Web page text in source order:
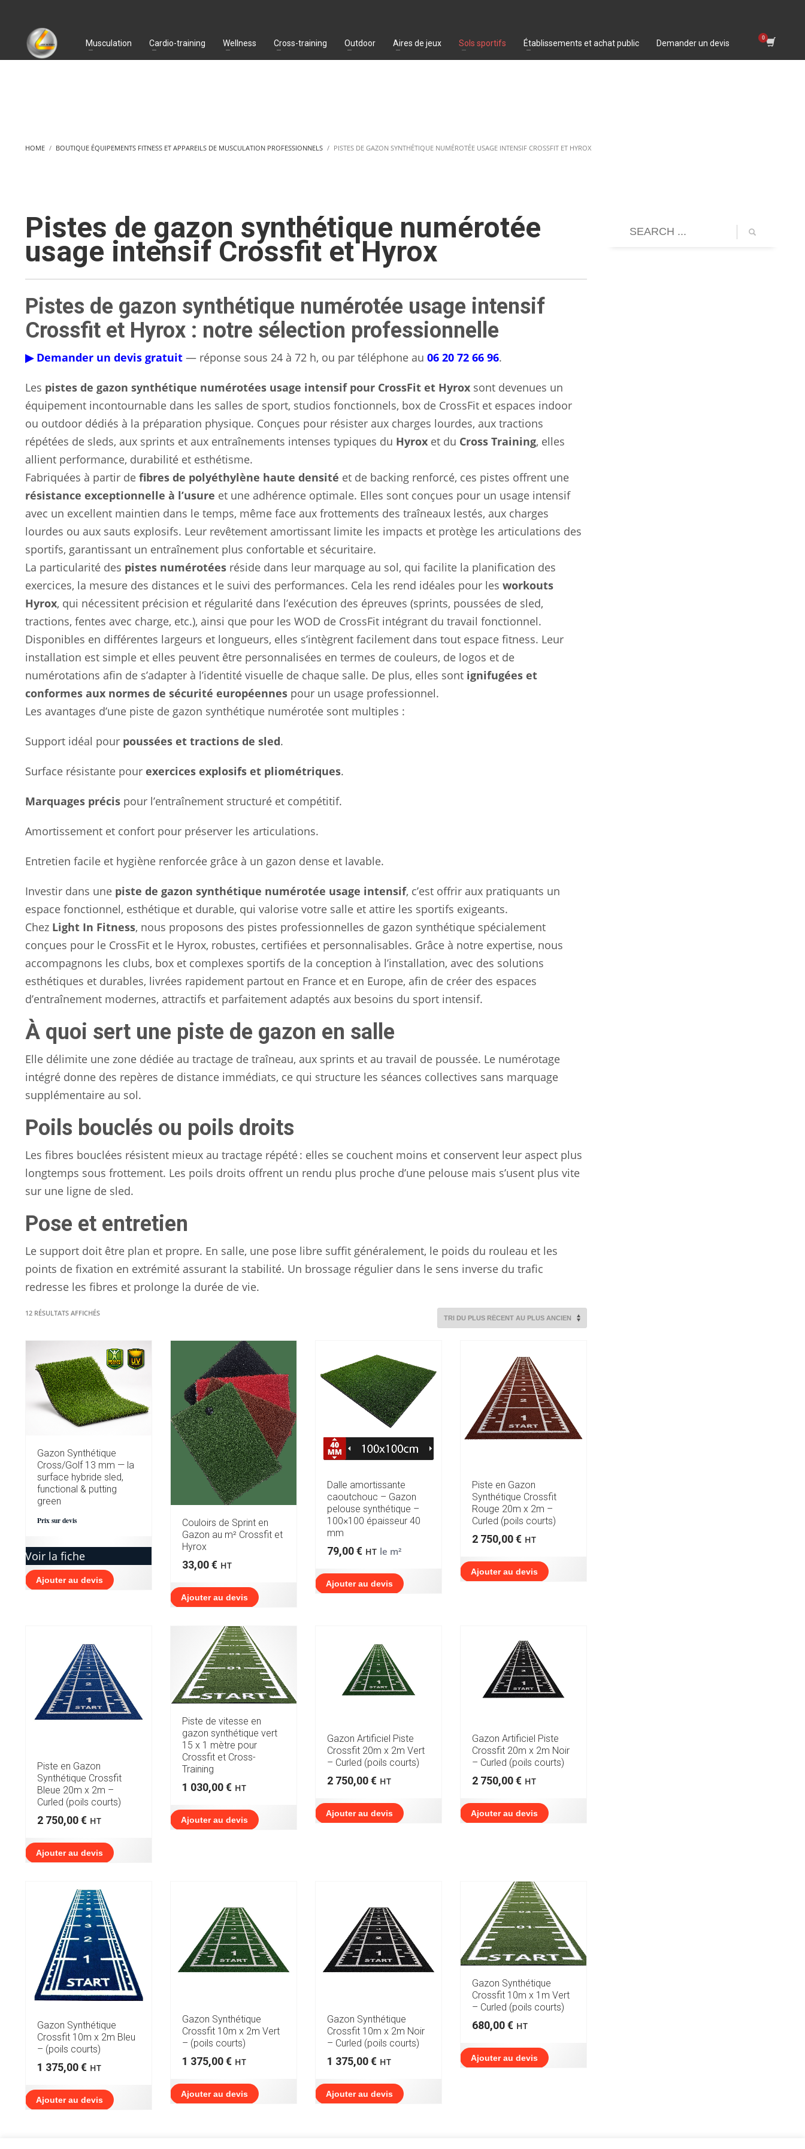
Musculation Cardio-training Wellness Cross-training Outdoor Aires de jeux Sols sportifs Établissements et achat public Demander un devis
HOME BOUTIQUE ÉQUIPEMENTS FITNESS ET APPAREILS DE MUSCULATION PROFESSIONNELS PISTES DE GAZON SYNTHÉTIQUE NUMÉROTÉE USAGE INTENSIF CROSSFIT ET HYROX
Pistes de gazon synthétique numérotée
usage intensif Crossfit et Hyrox
Pistes de gazon synthétique numérotée usage intensif
Crossfit et Hyrox : notre sélection professionnelle
▶ Demander un devis gratuit — réponse sous 24 à 72 h, ou par téléphone au 06 20 72 66 96.
Les pistes de gazon synthétique numérotées usage intensif pour CrossFit et Hyrox sont devenues un
équipement incontournable dans les salles de sport, studios fonctionnels, box de CrossFit et espaces indoor
ou outdoor dédiés à la préparation physique. Conçues pour résister aux charges lourdes, aux tractions
répétées de sleds, aux sprints et aux entraînements intenses typiques du Hyrox et du Cross Training, elles
allient performance, durabilité et esthétisme.
Fabriquées à partir de fibres de polyéthylène haute densité et de backing renforcé, ces pistes offrent une
résistance exceptionnelle à l’usure et une adhérence optimale. Elles sont conçues pour un usage intensif
avec un excellent maintien dans le temps, même face aux frottements des traîneaux lestés, aux charges
lourdes ou aux sauts explosifs. Leur revêtement amortissant limite les impacts et protège les articulations des
sportifs, garantissant un entraînement plus confortable et sécuritaire.
La particularité des pistes numérotées réside dans leur marquage au sol, qui facilite la planification des
exercices, la mesure des distances et le suivi des performances. Cela les rend idéales pour les workouts
Hyrox, qui nécessitent précision et régularité dans l’exécution des épreuves (sprints, poussées de sled,
tractions, fentes avec charge, etc.), ainsi que pour les WOD de CrossFit intégrant du travail fonctionnel.
Disponibles en différentes largeurs et longueurs, elles s’intègrent facilement dans tout espace fitness. Leur
installation est simple et elles peuvent être personnalisées en termes de couleurs, de logos et de
numérotations afin de s’adapter à l’identité visuelle de chaque salle. De plus, elles sont ignifugées et
conformes aux normes de sécurité européennes pour un usage professionnel.
Les avantages d’une piste de gazon synthétique numérotée sont multiples :
Support idéal pour poussées et tractions de sled.
Surface résistante pour exercices explosifs et pliométriques.
Marquages précis pour l’entraînement structuré et compétitif.
Amortissement et confort pour préserver les articulations.
Entretien facile et hygiène renforcée grâce à un gazon dense et lavable.
Investir dans une piste de gazon synthétique numérotée usage intensif, c’est offrir aux pratiquants un
espace fonctionnel, esthétique et durable, qui valorise votre salle et attire les sportifs exigeants.
Chez Light In Fitness, nous proposons des pistes professionnelles de gazon synthétique spécialement
conçues pour le CrossFit et le Hyrox, robustes, certifiées et personnalisables. Grâce à notre expertise, nous
accompagnons les clubs, box et complexes sportifs de la conception à l’installation, avec des solutions
esthétiques et durables, livrées rapidement partout en France et en Europe, afin de créer des espaces
d’entraînement modernes, attractifs et parfaitement adaptés aux besoins du sport intensif.
À quoi sert une piste de gazon en salle
Elle délimite une zone dédiée au tractage de traîneau, aux sprints et au travail de poussée. Le numérotage
intégré donne des repères de distance immédiats, ce qui structure les séances collectives sans marquage
supplémentaire au sol.
Poils bouclés ou poils droits
Les fibres bouclées résistent mieux au tractage répété : elles se couchent moins et conservent leur aspect plus
longtemps sous frottement. Les poils droits offrent un rendu plus proche d’une pelouse mais s’usent plus vite
sur une ligne de sled.
Pose et entretien
Le support doit être plan et propre. En salle, une pose libre suffit généralement, le poids du rouleau et les
points de fixation en extrémité assurant la stabilité. Un brossage régulier dans le sens inverse du trafic
redresse les fibres et prolonge la durée de vie.
12 RÉSULTATS AFFICHÉSTRIÉ
AU
PLUS
ANCIEN
Gazon Synthétique
Cross/Golf 13 mm — la
surface hybride sled,
functional & putting
green
Prix sur devis
Voir la fiche
Ajouter au devis
Couloirs de Sprint en
Gazon au m² Crossfit et
Hyrox
33,00€ HT
Ajouter au devis
Dalle amortissante
caoutchouc – Gazon
pelouse synthétique –
100×100 épaisseur 40
mm
79,00€ HT le m²
Ajouter au devis
Piste en Gazon
Synthétique Crossfit
Rouge 20m x 2m –
Curled (poils courts)
2 750,00€ HT
Ajouter au devis
Piste en Gazon
Synthétique Crossfit
Bleue 20m x 2m –
Curled (poils courts)
2 750,00€ HT
Ajouter au devis
Piste de vitesse en
gazon synthétique vert
15 x 1 mètre pour
Crossfit et Cross-
Training
1 030,00€ HT
Ajouter au devis
Gazon Artificiel Piste
Crossfit 20m x 2m Vert
– Curled (poils courts)
2 750,00€ HT
Ajouter au devis
Gazon Artificiel Piste
Crossfit 20m x 2m Noir
– Curled (poils courts)
2 750,00€ HT
Ajouter au devis
Gazon Synthétique
Crossfit 10m x 2m Bleu
– (poils courts)
1 375,00€ HT
Ajouter au devis
Gazon Synthétique
Crossfit 10m x 2m Vert
– (poils courts)
1 375,00€ HT
Ajouter au devis
Gazon Synthétique
Crossfit 10m x 2m Noir
– Curled (poils courts)
1 375,00€ HT
Ajouter au devis
Gazon Synthétique
Crossfit 10m x 1m Vert
– Curled (poils courts)
680,00€ HT
Ajouter au devis